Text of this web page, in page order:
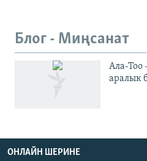
Блог - Миңсанат
Ала-Тоо
аралык
ОНЛАЙН ШЕРИНЕ